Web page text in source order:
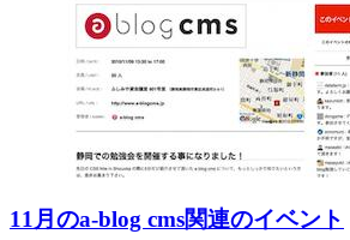
11月のa-blog cms関連のイベント